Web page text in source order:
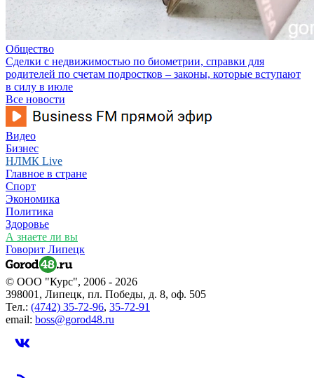
Общество
Сделки с недвижимостью по биометрии, справки для
родителей по счетам подростков – законы, которые вступают
в силу в июле
Все новости
Видео
Бизнес
НЛМК Live
Главное в стране
Спорт
Экономика
Политика
Здоровье
А знаете ли вы
Говорит Липецк
© ООО "Курс", 2006 - 2026
398001, Липецк, пл. Победы, д. 8, оф. 505
Тел.: (4742) 35-72-96, 35-72-91
email: boss@gorod48.ru